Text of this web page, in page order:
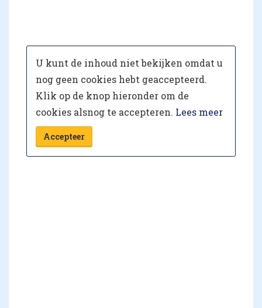
U kunt de inhoud niet bekijken omdat u
nog geen cookies hebt geaccepteerd.
Klik op de knop hieronder om de
cookies alsnog te accepteren. Lees meer
Accepteer